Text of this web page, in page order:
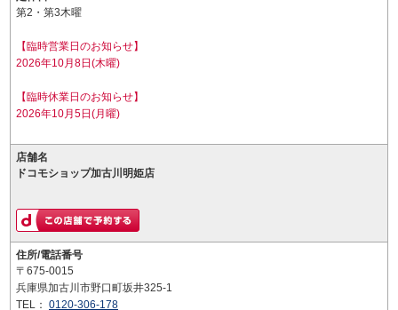
第2・第3木曜
【臨時営業日のお知らせ】
2026年10月8日(木曜)
【臨時休業日のお知らせ】
2026年10月5日(月曜)
店舗名
ドコモショップ加古川明姫店
住所/電話番号
〒675-0015
兵庫県加古川市野口町坂井325-1
TEL： 0120-306-178